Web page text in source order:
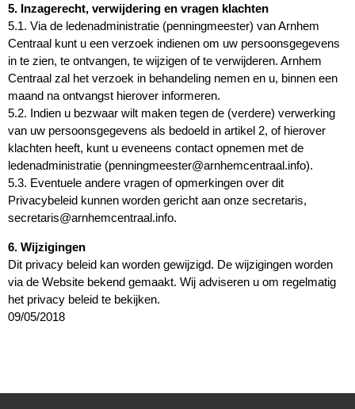
5. Inzagerecht, verwijdering en vragen klachten
5.1. Via de ledenadministratie (penningmeester) van Arnhem
Centraal kunt u een verzoek indienen om uw persoonsgegevens
in te zien, te ontvangen, te wijzigen of te verwijderen. Arnhem
Centraal zal het verzoek in behandeling nemen en u, binnen een
maand na ontvangst hierover informeren.
5.2. Indien u bezwaar wilt maken tegen de (verdere) verwerking
van uw persoonsgegevens als bedoeld in artikel 2, of hierover
klachten heeft, kunt u eveneens contact opnemen met de
ledenadministratie (penningmeester@arnhemcentraal.info).
5.3. Eventuele andere vragen of opmerkingen over dit
Privacybeleid kunnen worden gericht aan onze secretaris,
secretaris@arnhemcentraal.info.
6. Wijzigingen
Dit privacy beleid kan worden gewijzigd. De wijzigingen worden
via de Website bekend gemaakt. Wij adviseren u om regelmatig
het privacy beleid te bekijken.
09/05/2018